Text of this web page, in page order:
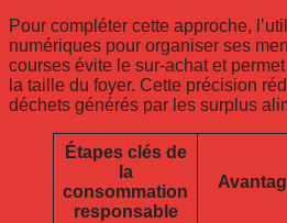
Pour compléter cette approche,
numériques pour organiser ses
courses évite le sur-achat et
la taille du foyer. Cette précision
déchets générés par les surplus
Étapes clés de
la
consommation
responsable